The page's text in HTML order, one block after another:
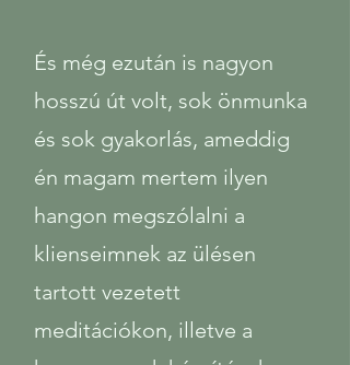
És még ezután is nagyon
hosszú út volt, sok önmunka
és sok gyakorlás, ameddig
én magam mertem ilyen
hangon megszólalni a
klienseimnek az ülésen
tartott vezetett
meditációkon, illetve a